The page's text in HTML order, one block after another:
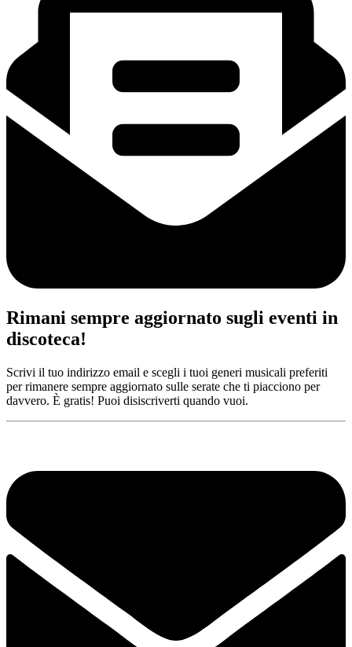
Rimani sempre aggiornato sugli eventi in
discoteca!
Scrivi il tuo indirizzo email e scegli i tuoi generi musicali preferiti
per rimanere sempre aggiornato sulle serate che ti piacciono per
davvero. È gratis! Puoi disiscriverti quando vuoi.